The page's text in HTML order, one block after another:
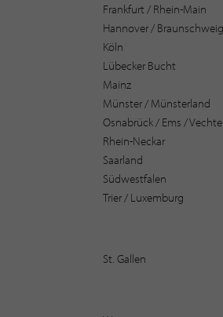
Frankfurt / Rhein-Main
Hannover / Braunschweig
Köln
Lübecker Bucht
Mainz
Münster / Münsterland
Osnabrück / Ems / Vechte
Rhein-Neckar
Saarland
Südwestfalen
Trier / Luxemburg
St. Gallen